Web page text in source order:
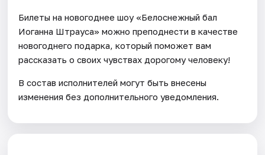
Билеты на новогоднее шоу «Белоснежный бал
Иоганна Штрауса» можно преподнести в качестве
новогоднего подарка, который поможет вам
рассказать о своих чувствах дорогому человеку!
В состав исполнителей могут быть внесены
изменения без дополнительного уведомления.